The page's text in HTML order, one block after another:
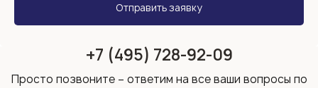
+7 (495) 728-92-09
Просто позвоните – ответим на все ваши вопросы по